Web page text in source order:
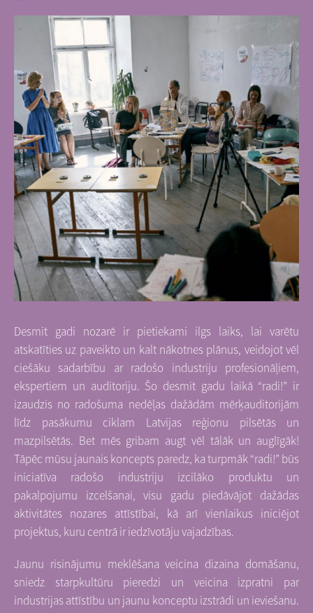
Desmit gadi nozarē ir pietiekami ilgs laiks, lai varētu
atskatīties uz paveikto un kalt nākotnes plānus, veidojot vēl
ciešāku sadarbību ar radošo industriju profesionāļiem,
ekspertiem un auditoriju. Šo desmit gadu laikā “radi!” ir
izaudzis no radošuma nedēļas dažādām mērķauditorijām
līdz pasākumu ciklam Latvijas reģionu pilsētās un
mazpilsētās. Bet mēs gribam augt vēl tālāk un auglīgāk!
Tāpēc mūsu jaunais koncepts paredz, ka turpmāk “radi!” būs
iniciatīva radošo industriju izcilāko produktu un
pakalpojumu izcelšanai, visu gadu piedāvājot dažādas
aktivitātes nozares attīstībai, kā arī vienlaikus iniciējot
projektus, kuru centrā ir iedzīvotāju vajadzības.
Jaunu risinājumu meklēšana veicina dizaina domāšanu,
sniedz starpkultūru pieredzi un veicina izpratni par
industrijas attīstību un jaunu konceptu izstrādi un ieviešanu.